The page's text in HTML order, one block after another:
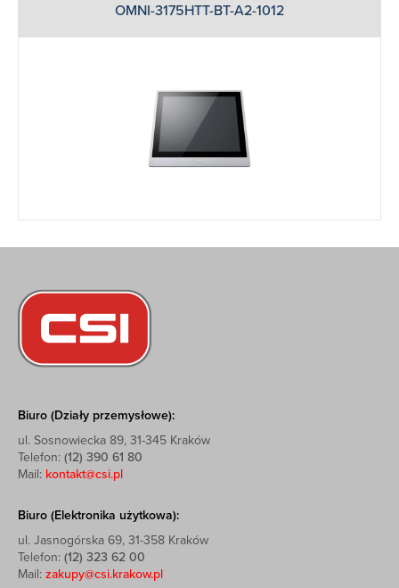
OMNI-3175HTT-BT-A2-1012
Biuro (Działy przemysłowe):
ul. Sosnowiecka 89, 31-345 Kraków
Telefon: (12) 390 61 80
Mail: kontakt@csi.pl
Biuro (Elektronika użytkowa):
ul. Jasnogórska 69, 31-358 Kraków
Telefon: (12) 323 62 00
Mail: zakupy@csi.krakow.pl